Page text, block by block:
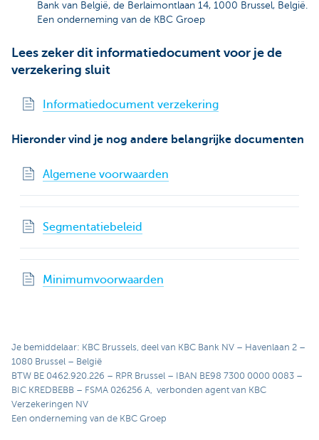
Bank van België, de Berlaimontlaan 14, 1000 Brussel, België.
Een onderneming van de KBC Groep
Lees zeker dit informatiedocument voor je de
verzekering sluit
Informatiedocument verzekering
Hieronder vind je nog andere belangrijke documenten
Algemene voorwaarden
Segmentatiebeleid
Minimumvoorwaarden
Je bemiddelaar: KBC Brussels, deel van KBC Bank NV – Havenlaan 2 –
1080 Brussel – België
BTW BE 0462.920.226 – RPR Brussel – IBAN BE98 7300 0000 0083 –
BIC KREDBEBB – FSMA 026256 A, verbonden agent van KBC
Verzekeringen NV
Een onderneming van de KBC Groep